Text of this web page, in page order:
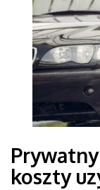
koszty